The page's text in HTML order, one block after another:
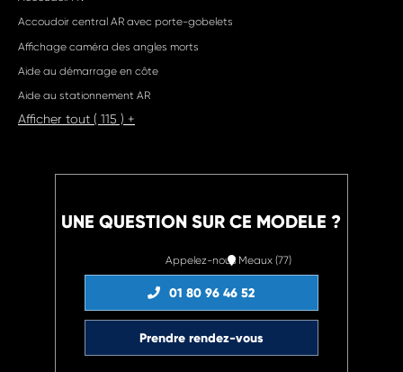
Accoudoir central AR avec porte-gobelets
Affichage caméra des angles morts
Aide au démarrage en côte
Aide au stationnement AR
Afficher tout ( 115 ) +
UNE QUESTION SUR CE MODELE ?
Appelez-nous
01 80 96 46 52
Meaux (77)
Prendre rendez-vous